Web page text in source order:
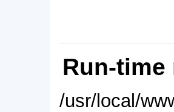
Run-time
/usr/local/